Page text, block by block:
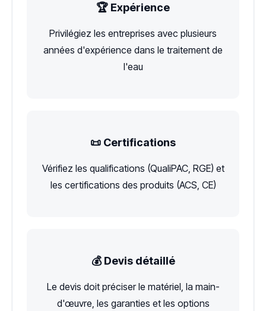
🏆 Expérience
Privilégiez les entreprises avec plusieurs
années d'expérience dans le traitement de
l'eau
📜 Certifications
Vérifiez les qualifications (QualiPAC, RGE) et
les certifications des produits (ACS, CE)
💰 Devis détaillé
Le devis doit préciser le matériel, la main-
d'œuvre, les garanties et les options